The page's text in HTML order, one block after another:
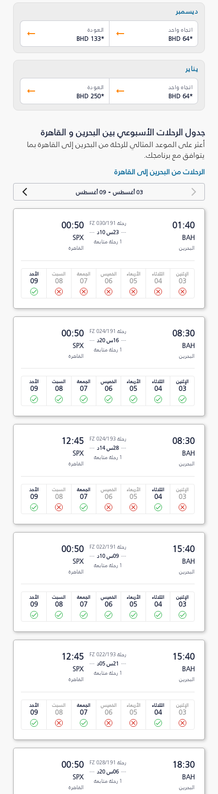
ديسمبر
اتجاه واحد
BHD 64*
العودة
BHD 133*
يناير
اتجاه واحد
BHD 64*
العودة
BHD 250*
جدول الرحلات الأسبوعي بين البحرين و القاهرة
أعثر على الموعد المثالي للرحلة من البحرين إلى القاهرة بما
يتوافق مع برنامجك.
الرحلات من البحرين إلى القاهرة
03 أغسطس -09 أغسطس
01:40
BAH
البحرين
رحلة FZ 030/191
23س 10د
1 رحلة متابعة
00:50
SPX
القاهرة
الإثنين
03
الثلاثاء
04
الأربعاء
05
الخميس
06
الجمعة
07
السبت
08
الأحد
09
08:30
BAH
البحرين
رحلة FZ 024/191
16س 20د
1 رحلة متابعة
00:50
SPX
القاهرة
الإثنين
03
الثلاثاء
04
الأربعاء
05
الخميس
06
الجمعة
07
السبت
08
الأحد
09
08:30
BAH
البحرين
رحلة FZ 024/193
28س 14د
1 رحلة متابعة
12:45
SPX
القاهرة
الإثنين
03
الثلاثاء
04
الأربعاء
05
الخميس
06
الجمعة
07
السبت
08
الأحد
09
15:40
BAH
البحرين
رحلة FZ 022/191
09س 10د
1 رحلة متابعة
00:50
SPX
القاهرة
الإثنين
03
الثلاثاء
04
الأربعاء
05
الخميس
06
الجمعة
07
السبت
08
الأحد
09
15:40
BAH
البحرين
رحلة FZ 022/193
21س 05د
1 رحلة متابعة
12:45
SPX
القاهرة
الإثنين
03
الثلاثاء
04
الأربعاء
05
الخميس
06
الجمعة
07
السبت
08
الأحد
09
18:30
BAH
البحرين
رحلة FZ 028/191
06س 20د
1 رحلة متابعة
00:50
SPX
القاهرة